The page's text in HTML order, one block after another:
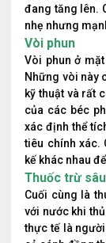
đang tăng lên.
nhẹ nhưng
Vòi phun
Vòi phun ở
Những vòi này
kỹ thuật và rất
của các béc
xác định thể
tiêu chính xác.
kế khác nhau
Thuốc trừ sâu
Cuối cùng là
với nước khi
thực tế là